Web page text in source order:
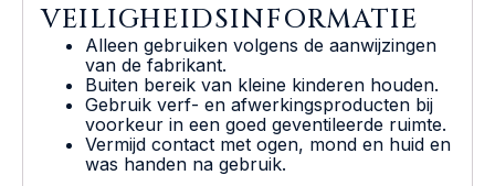
VEILIGHEIDSINFORMATIE
Alleen gebruiken volgens de aanwijzingen
van de fabrikant.
Buiten bereik van kleine kinderen houden.
Gebruik verf- en afwerkingsproducten bij
voorkeur in een goed geventileerde ruimte.
Vermijd contact met ogen, mond en huid en
was handen na gebruik.